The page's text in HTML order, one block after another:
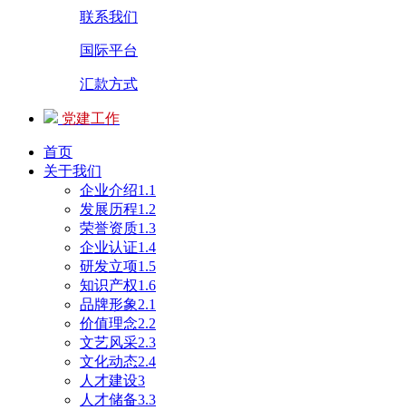
联系我们
国际平台
汇款方式
党建工作
首页
关于我们
企业介绍1.1
发展历程1.2
荣誉资质1.3
企业认证1.4
研发立项1.5
知识产权1.6
品牌形象2.1
价值理念2.2
文艺风采2.3
文化动态2.4
人才建设3
人才储备3.3